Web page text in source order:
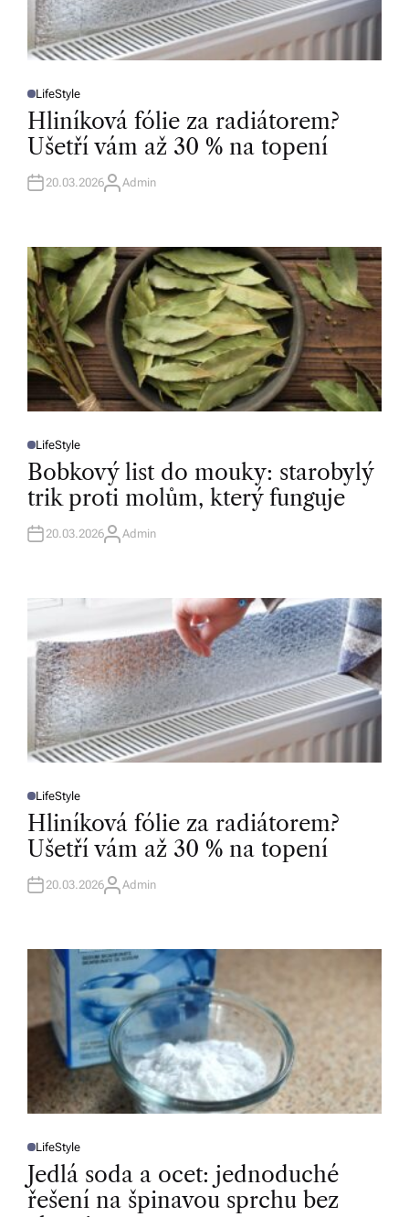
P
O
T
D
N
LifeStyle
Hliníková fólie za radiátorem?
Ušetří vám až 30 % na topení
20.03.2026A
R
Admin
P
O
T
E
D
N
LifeStyle
Bobkový list do mouky: starobylý
trik proti molům, který funguje
20.03.2026A
Admin
P
O
T
D
N
LifeStyle
Hliníková fólie za radiátorem?
Ušetří vám až 30 % na topení
20.03.2026A
R
Admin
P
O
T
E
D
LifeStyle
Jedlá soda a ocet: jednoduché
řešení na špinavou sprchu bez